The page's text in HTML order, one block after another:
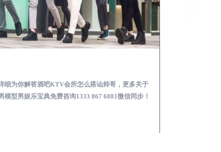
细为你解答靠谱男模场娱乐体验消费透明不被坑攻
多男模娱乐必看攻略咨询1333 867 6881微信同步！